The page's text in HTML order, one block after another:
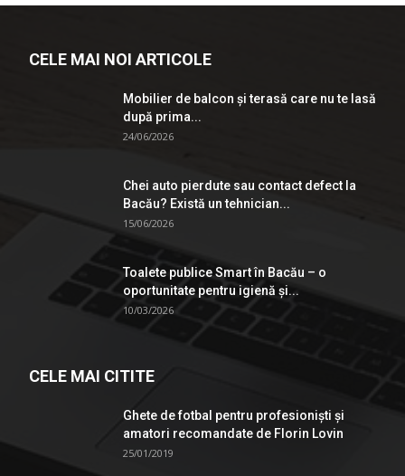
CELE MAI NOI ARTICOLE
Mobilier de balcon și terasă care nu te lasă
după prima...
24/06/2026
Chei auto pierdute sau contact defect la
Bacău? Există un tehnician...
15/06/2026
Toalete publice Smart în Bacău – o
oportunitate pentru igienă şi...
10/03/2026
CELE MAI CITITE
Ghete de fotbal pentru profesionişti şi
amatori recomandate de Florin Lovin
25/01/2019